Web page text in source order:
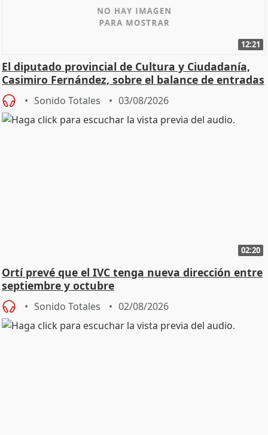
12:21
El diputado provincial de Cultura y Ciudadanía,
Casimiro Fernández, sobre el balance de entradas
Sonido Totales 03/08/2026
02:20
Ortí prevé que el IVC tenga nueva dirección entre
septiembre y octubre
Sonido Totales 02/08/2026